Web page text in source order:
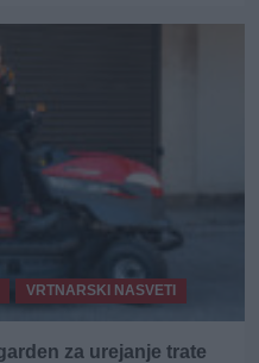
VRTNARSKI NASVETI
za urejanje trate